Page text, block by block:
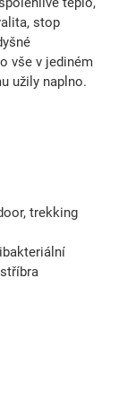
stop
vše v jediném
užily naplno.
trekking